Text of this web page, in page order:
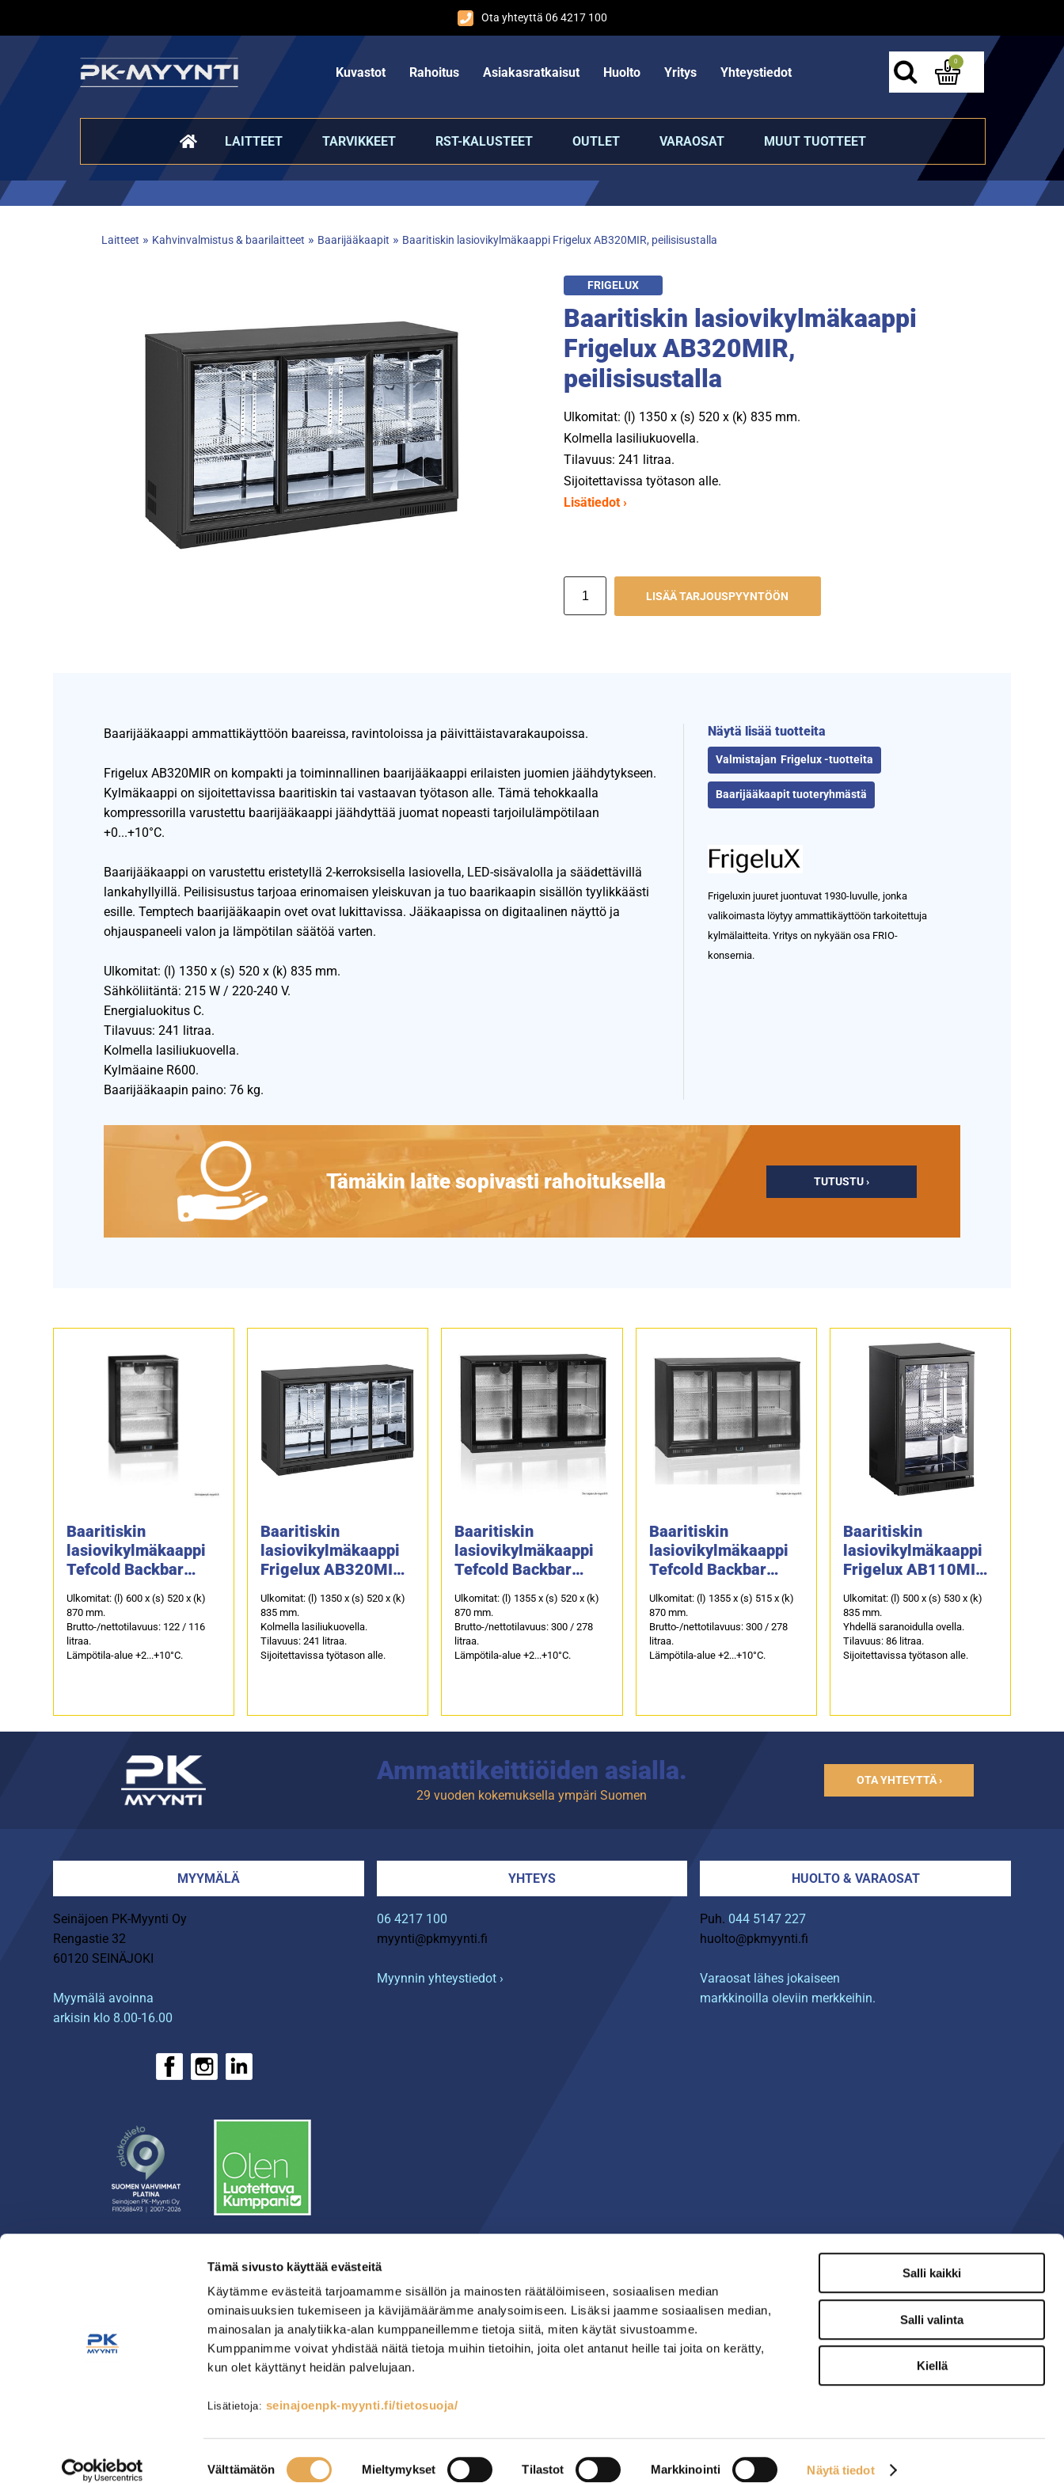
Tämä sivusto käyttää evästeitä
Käytämme evästeitä tarjoamamme sisällön ja mainosten räätälöimiseen, sosiaalisen median
ominaisuuksien tukemiseen ja kävijämäärämme analysoimiseen. Lisäksi jaamme sosiaalisen median,
mainosalan ja analytiikka-alan kumppaneillemme tietoja siitä, miten käytät sivustoamme.
Kumppanimme voivat yhdistää näitä tietoja muihin tietoihin, joita olet antanut heille tai joita on kerätty,
kun olet käyttänyt heidän palvelujaan.
Lisätietoja: seinajoenpk-myynti.fi/tietosuoja/
valinta
Välttämätön Mieltymykset Tilastot Markkinointi Näytä tiedot
Salli kaikki
Salli valinta
Kiellä
Ota yhteyttä 06 4217 100
Kuvastot Rahoitus Asiakasratkaisut Huolto Yritys Yhteystiedot
0
LAITTEET TARVIKKEET RST-KALUSTEET OUTLET VARAOSAT MUUT TUOTTEET
Laitteet » Kahvinvalmistus & baarilaitteet » Baarijääkaapit » Baaritiskin lasiovikylmäkaappi Frigelux AB320MIR, peilisisustalla
FRIGELUX
Baaritiskin lasiovikylmäkaappi
Frigelux AB320MIR,
peilisisustalla
Ulkomitat: (l) 1350 x (s) 520 x (k) 835 mm.
Kolmella lasiliukuovella.
Tilavuus: 241 litraa.
Sijoitettavissa työtason alle.
Lisätiedot ›
LISÄÄ TARJOUSPYYNTÖÖN
Baarijääkaappi ammattikäyttöön baareissa, ravintoloissa ja päivittäistavarakaupoissa.
Frigelux AB320MIR on kompakti ja toiminnallinen baarijääkaappi erilaisten juomien jäähdytykseen.
Kylmäkaappi on sijoitettavissa baaritiskin tai vastaavan työtason alle. Tämä tehokkaalla
kompressorilla varustettu baarijääkaappi jäähdyttää juomat nopeasti tarjoilulämpötilaan
+0...+10°C.
Baarijääkaappi on varustettu eristetyllä 2-kerroksisella lasiovella, LED-sisävalolla ja säädettävillä
lankahyllyillä. Peilisisustus tarjoaa erinomaisen yleiskuvan ja tuo baarikaapin sisällön tyylikkäästi
esille. Temptech baarijääkaapin ovet ovat lukittavissa. Jääkaapissa on digitaalinen näyttö ja
ohjauspaneeli valon ja lämpötilan säätöä varten.
Ulkomitat: (l) 1350 x (s) 520 x (k) 835 mm.
Sähköliitäntä: 215 W / 220-240 V.
Energialuokitus C.
Tilavuus: 241 litraa.
Kolmella lasiliukuovella.
Kylmäaine R600.
Baarijääkaapin paino: 76 kg.
Näytä lisää tuotteita
Frigelux -tuotteita
Baarijääkaapit tuoteryhmästä
Frigeluxin juuret juontuvat 1930-luvulle, jonka
valikoimasta löytyy ammattikäyttöön tarkoitettuja
kylmälaitteita. Yritys on nykyään osa FRIO-
konsernia.
Tämäkin laite sopivasti rahoituksella TUTUSTU ›
Baaritiskin
lasiovikylmäkaappi
Tefcold Backbar
saranaovella
Ulkomitat: (l) 600 x (s) 520 x (k)
870 mm.
Brutto-/nettotilavuus: 122 / 116
litraa.
Lämpötila-alue +2...+10°C.
Baaritiskin
lasiovikylmäkaappi
Frigelux AB320MIR,
Ulkomitat: (l) 1350 x (s) 520 x (k)
835 mm.
Kolmella lasiliukuovella.
Tilavuus: 241 litraa.
Sijoitettavissa työtason alle.
Baaritiskin
lasiovikylmäkaappi
Tefcold Backbar
saranaovilla
Ulkomitat: (l) 1355 x (s) 520 x (k)
870 mm.
Brutto-/nettotilavuus: 300 / 278
litraa.
Lämpötila-alue +2...+10°C.
Baaritiskin
lasiovikylmäkaappi
Tefcold Backbar
liukuovilla
Ulkomitat: (l) 1355 x (s) 515 x (k)
870 mm.
Brutto-/nettotilavuus: 300 / 278
litraa.
Lämpötila-alue +2...+10°C.
Baaritiskin
lasiovikylmäkaappi
Frigelux AB110MIR,
Ulkomitat: (l) 500 x (s) 530 x (k)
835 mm.
Yhdellä saranoidulla ovella.
Tilavuus: 86 litraa.
Sijoitettavissa työtason alle.
Ammattikeittiöiden asialla.
29 vuoden kokemuksella ympäri Suomen
OTA YHTEYTTÄ ›
MYYMÄLÄ
Seinäjoen PK-Myynti Oy
Rengastie 32
60120 SEINÄJOKI
Myymälä avoinna
arkisin klo 8.00-16.00
YHTEYS
06 4217 100
myynti@pkmyynti.fi
Myynnin yhteystiedot ›
HUOLTO & VARAOSAT
Puh. 044 5147 227
huolto@pkmyynti.fi
Varaosat lähes jokaiseen
markkinoilla oleviin merkkeihin.
› Yritys
› Yhteystiedot
Tarvikkeet RST-kalusteet
Mainostoimisto Semio